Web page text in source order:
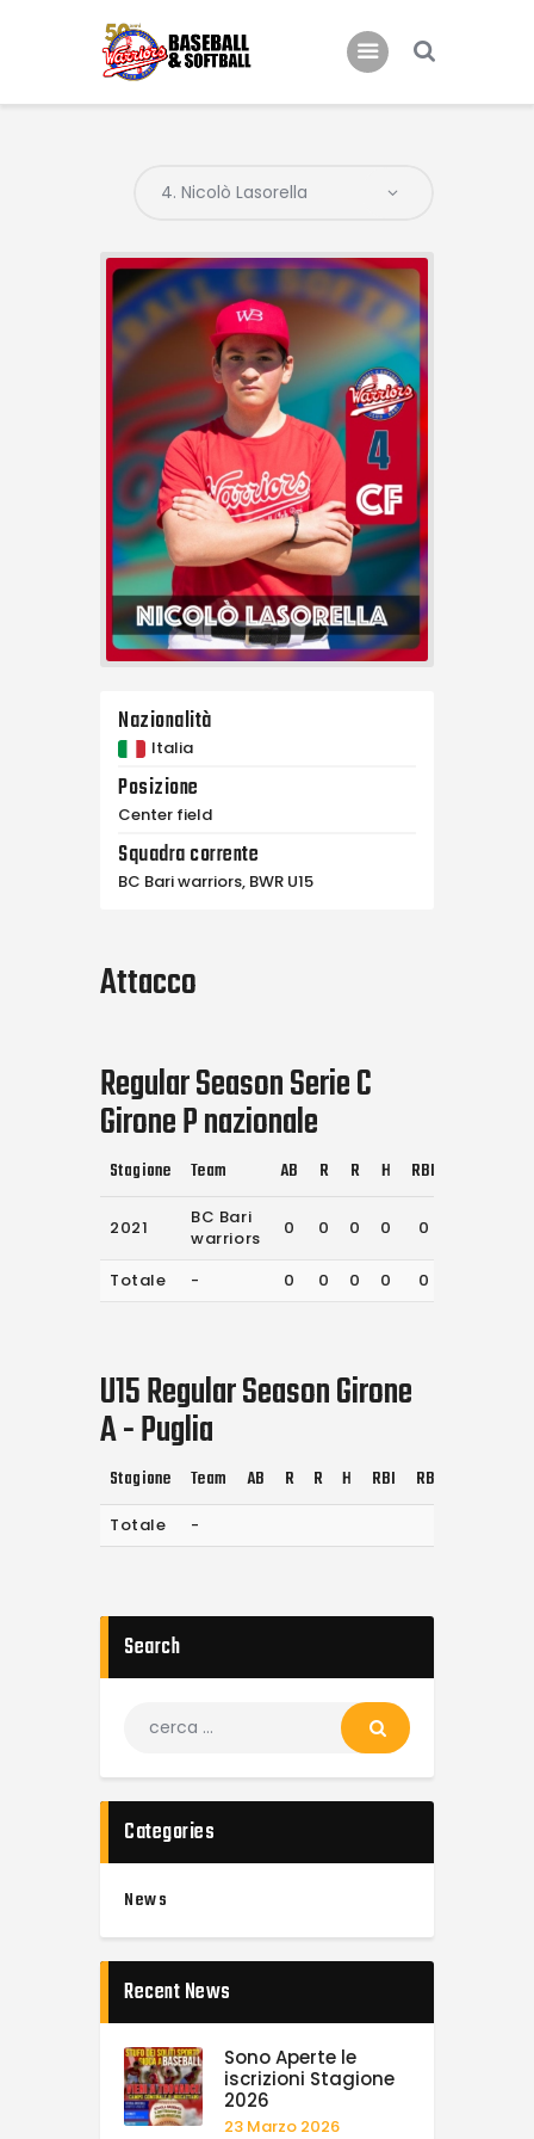
Home
B.C. Bari Warriors
Galleria Warriors
Contatti
Nazionalità
Italia
Posizione
Center field
Squadra corrente
BC Bari warriors, BWR U15
Attacco
Regular Season Serie C
Girone P nazionale
Stagione Team AB R R H RBI
2021
BC Bari
warriors
0 0 0 0 0
Totale - 0 0 0 0 0
U15 Regular Season Girone
A - Puglia
Stagione Team AB R R H RBI RBI
Totale -
Search
Categories
News
Recent News
Sono Aperte le
iscrizioni Stagione
2026
23 Marzo 2026